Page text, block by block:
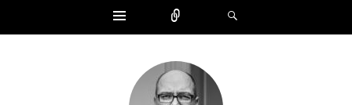
Widgets